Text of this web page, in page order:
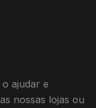
ajudar e
nossas lojas ou